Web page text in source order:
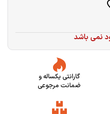
نمی باشد
گارانتی یکساله و
ضمانت مرجوعی